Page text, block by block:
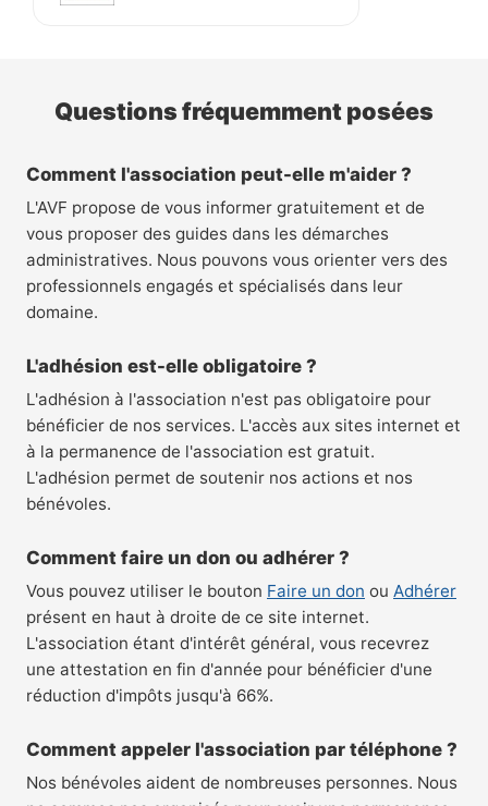
Questions fréquemment posées
Comment l'association peut-elle m'aider ?
L'AVF propose de vous informer gratuitement et de
vous proposer des guides dans les démarches
administratives. Nous pouvons vous orienter vers des
professionnels engagés et spécialisés dans leur
domaine.
L'adhésion est-elle obligatoire ?
L'adhésion à l'association n'est pas obligatoire pour
bénéficier de nos services. L'accès aux sites internet et
à la permanence de l'association est gratuit.
L'adhésion permet de soutenir nos actions et nos
bénévoles.
Comment faire un don ou adhérer ?
Vous pouvez utiliser le bouton Faire un don ou Adhérer
présent en haut à droite de ce site internet.
L'association étant d'intérêt général, vous recevrez
une attestation en fin d'année pour bénéficier d'une
réduction d'impôts jusqu'à 66%.
Comment appeler l'association par téléphone ?
Nos bénévoles aident de nombreuses personnes. Nous